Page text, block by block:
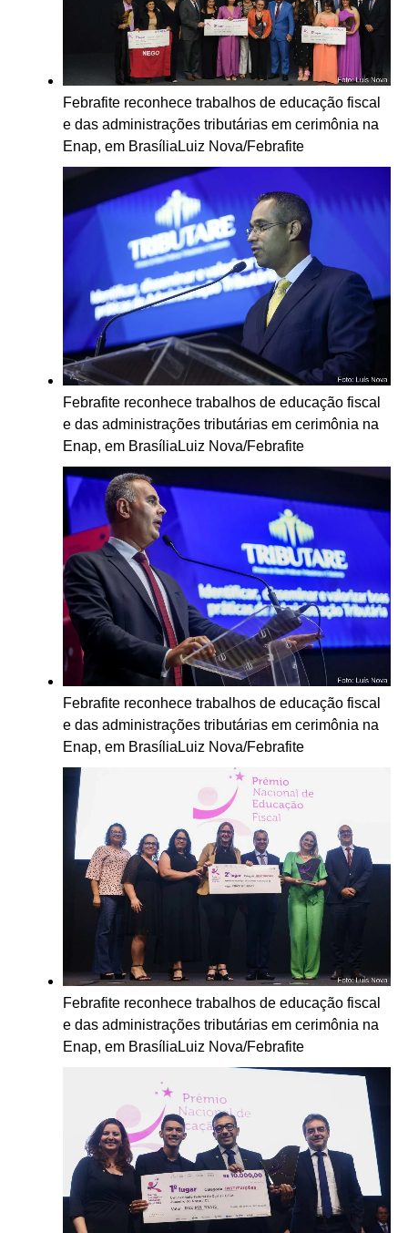
Febrafite reconhece trabalhos de educação fiscal
e das administrações tributárias em cerimônia na
Enap, em Brasília Luiz Nova/Febrafite
Febrafite reconhece trabalhos de educação fiscal
e das administrações tributárias em cerimônia na
Enap, em Brasília Luiz Nova/Febrafite
Febrafite reconhece trabalhos de educação fiscal
e das administrações tributárias em cerimônia na
Enap, em Brasília Luiz Nova/Febrafite
Febrafite reconhece trabalhos de educação fiscal
e das administrações tributárias em cerimônia na
Enap, em Brasília Luiz Nova/Febrafite